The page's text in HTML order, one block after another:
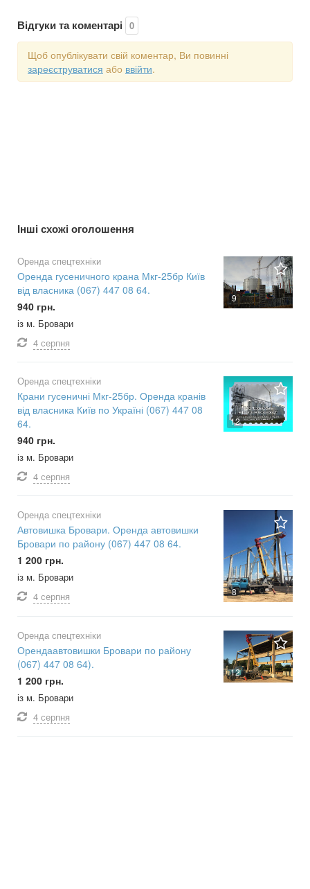
Відгуки та коментарі 0
Щоб опублікувати свій коментар, Ви повинні
зареєструватися або ввійти.
Інші схожі оголошення
9
Оренда спецтехніки
Оренда гусеничного крана Мкг-25бр Київ
від власника (067) 447 08 64.
940 грн.
із м. Бровари
4 серпня
12
Оренда спецтехніки
Крани гусеничні Мкг-25бр. Оренда кранів
від власника Київ по Україні (067) 447 08
64.
940 грн.
із м. Бровари
4 серпня
8
Оренда спецтехніки
Автовишка Бровари. Оренда автовишки
Бровари по району (067) 447 08 64.
1 200 грн.
із м. Бровари
4 серпня
12
Оренда спецтехніки
Орендаавтовишки Бровари по району
(067) 447 08 64).
1 200 грн.
із м. Бровари
4 серпня